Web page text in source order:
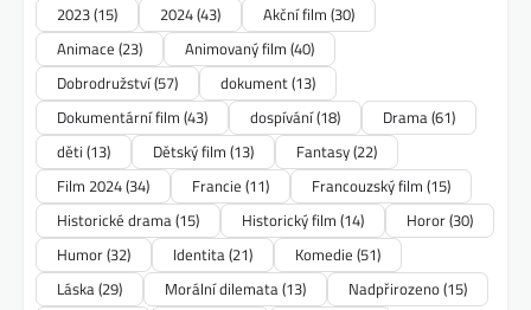
2023(15) 2024(43) Akční film (30)
Animace (23) Animovaný film (40)
Dobrodružství(57) dokument(13)
Dokumentární film (43) dospívání(18) Drama(61)
děti (13) Dětský film (13) Fantasy(22)
Film 2024(34) Francie (11) Francouzský film (15)
Historické drama(15) Historický film (14) Horor(30)
Humor(32) Identita(21) Komedie (51)
Láska(29) Morální dilemata(13) Nadpřirozeno(15)